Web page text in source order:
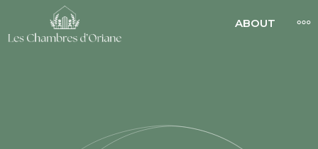
LES CHAMBRES
ABOUT